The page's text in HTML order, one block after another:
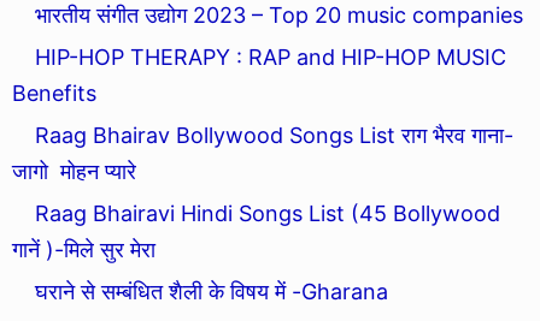
भारतीय संगीत उद्योग 2023 – Top 20 music companies
HIP-HOP THERAPY : RAP and HIP-HOP MUSIC
Benefits
Raag Bhairav Bollywood Songs List राग भैरव गाना-
जागो मोहन प्यारे
Raag Bhairavi Hindi Songs List (45 Bollywood
गानें )-मिले सुर मेरा
घराने से सम्बंधित शैली के विषय में -Gharana